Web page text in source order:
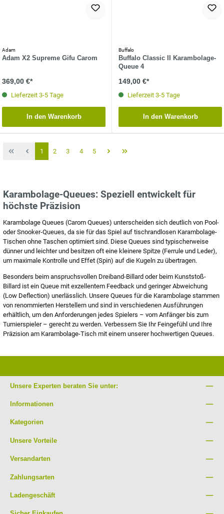
Adam
Adam X2 Supreme Gifu Carom
369,00 €*
Lieferzeit 3-5 Tage
In den Warenkorb
Buffalo
Buffalo Classic II Karambolage-
Queue 4
149,00 €*
Lieferzeit 3-5 Tage
In den Warenkorb
1 2 3 4 5
Karambolage-Queues: Speziell entwickelt für
höchste Präzision
Karambolage Queues (Carom Queues) unterscheiden sich deutlich von Pool-
oder Snooker-Queues, da sie für das Spiel auf tischrandlosen Karambolage-
Tischen ohne Taschen optimiert sind. Diese Queues sind typischerweise
dünner und leichter und besitzen oft eine kleinere Spitze (Ferrule und Leder),
um maximale Kontrolle und Effet (Spin) auf die Kugeln zu übertragen.
Besonders beim anspruchsvollen Dreiband-Billard oder beim Kunststoß-
Billard ist ein Queue mit exzellentem Feedback und geringer Abweichung
(Low Deflection) unerlässlich. Unsere Queues für die Karambolage stammen
von renommierten Herstellern und sind in verschiedenen Ausführungen
erhältlich, um den Anforderungen jedes Spielers – vom Anfänger bis zum
Turnierspieler – gerecht zu werden. Verbessern Sie Ihr Feingefühl und Ihre
Präzision am Karambolage-Tisch mit einem unserer hochwertigen Queues.
Unsere Experten beraten Sie unter:
Informationen
Kategorien
Unsere Vorteile
Versandarten
Zahlungsarten
Ladengeschäft